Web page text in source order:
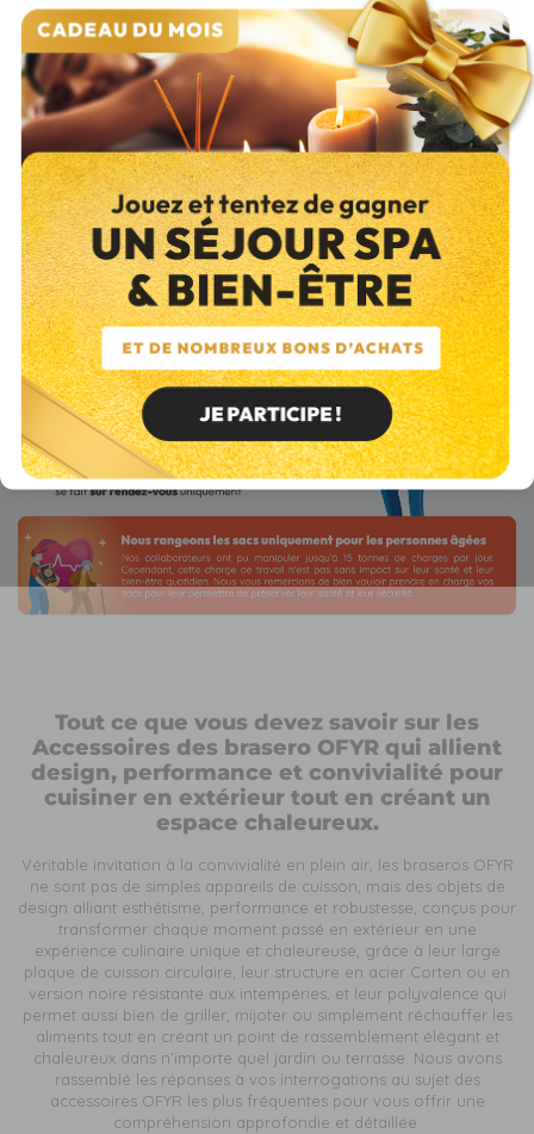
Le retrait en Click and Collect
Tout ce que vous devez savoir sur les
Accessoires des brasero OFYR qui allient
design, performance et convivialité pour
cuisiner en extérieur tout en créant un
espace chaleureux.
Véritable invitation à la convivialité en plein air, les braseros OFYR
ne sont pas de simples appareils de cuisson, mais des objets de
design alliant esthétisme, performance et robustesse, conçus pour
transformer chaque moment passé en extérieur en une
expérience culinaire unique et chaleureuse, grâce à leur large
plaque de cuisson circulaire, leur structure en acier Corten ou en
version noire résistante aux intempéries, et leur polyvalence qui
permet aussi bien de griller, mijoter ou simplement réchauffer les
aliments tout en créant un point de rassemblement élégant et
chaleureux dans n’importe quel jardin ou terrasse. Nous avons
rassemblé les réponses à vos interrogations au sujet des
accessoires OFYR les plus fréquentes pour vous offrir une
compréhension approfondie et détaillée.